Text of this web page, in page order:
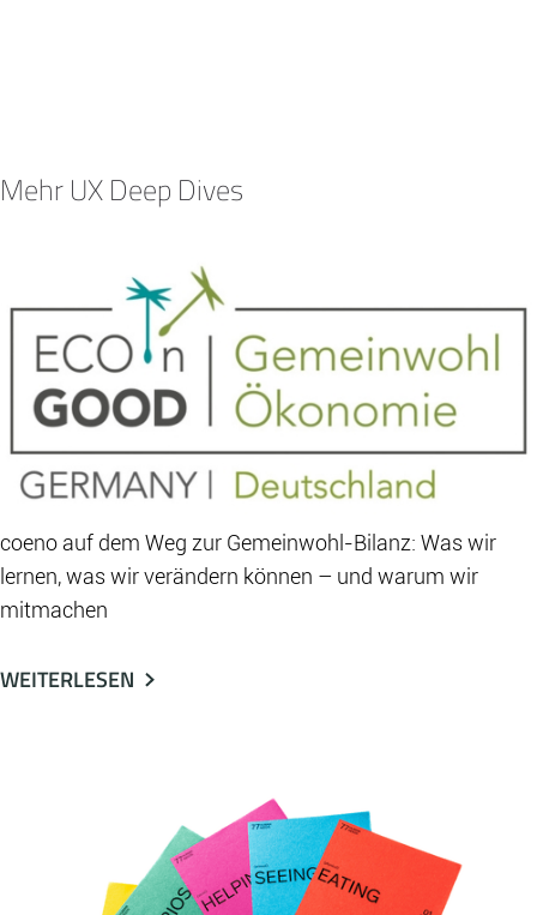
Mehr UX Deep Dives
coeno auf dem Weg zur Gemeinwohl-Bilanz: Was wir
lernen, was wir verändern können – und warum wir
mitmachen
WEITERLESEN